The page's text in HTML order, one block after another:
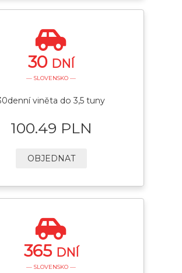
30 DNÍ
— SLOVENSKO —
viněta do 3,5 tuny
100.49 PLN
OBJEDNAT
365 DNÍ
— SLOVENSKO —